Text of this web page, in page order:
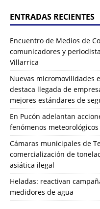
ENTRADAS RECIENTES
Encuentro de Medios de
comunicadores y
Villarrica
Nuevas micromovilidades
destaca llegada de
mejores estándares de
En Pucón adelantan
fenómenos meteorológicos
Cámaras municipales de
comercialización de
asiática ilegal
Heladas: reactivan
medidores de agua